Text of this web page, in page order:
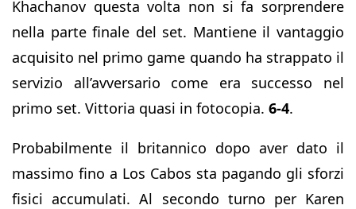
Khachanov questa volta non si fa sorprendere
nella parte finale del set. Mantiene il vantaggio
acquisito nel primo game quando ha strappato il
servizio all’avversario come era successo nel
primo set. Vittoria quasi in fotocopia. 6-4.
Probabilmente il britannico dopo aver dato il
massimo fino a Los Cabos sta pagando gli sforzi
fisici accumulati. Al secondo turno per Karen